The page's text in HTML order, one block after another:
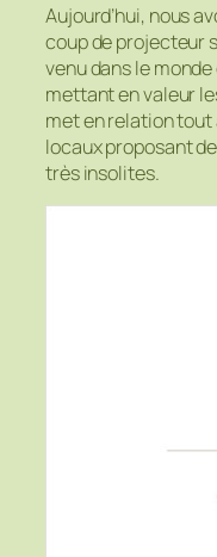
Aujourd’hui, nous
coup de projecteur
venu dans le
mettant en valeur
met en relation
locaux proposant
très insolites.